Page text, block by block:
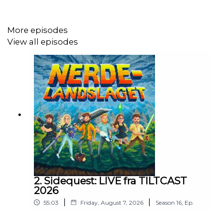
More episodes
View all episodes
2. Sidequest: LIVE fra TILTCAST
2026
55:03 Friday, August 7, 2026 Season 16 Ep.